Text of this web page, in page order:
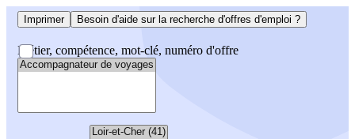
Imprimer Besoin d'aide sur la recherche d'offres d'emploi ?
Métier, compétence, mot-clé, numéro d'offre